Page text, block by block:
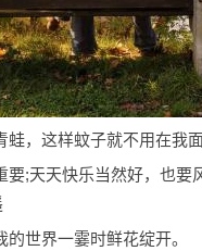
，这样蚊子就不用在我
要;天天快乐当然好，也
世界一霎时鲜花绽开。